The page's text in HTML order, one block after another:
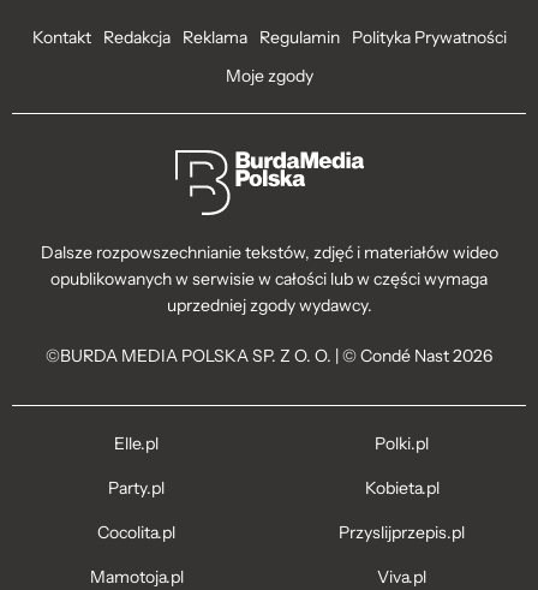
Kontakt Redakcja Reklama Regulamin
Polityka Prywatności
Moje zgody
Dalsze rozpowszechnianie tekstów, zdjęć i materiałów wideo
opublikowanych w serwisie w całości lub w części wymaga
uprzedniej zgody wydawcy.
©BURDA MEDIA POLSKA SP. Z O. O. | © Condé Nast 2026
Elle.pl
Party.pl
Cocolita.pl
Mamotoja.pl
Polki.pl
Kobieta.pl
Przyslijprzepis.pl
Viva.pl